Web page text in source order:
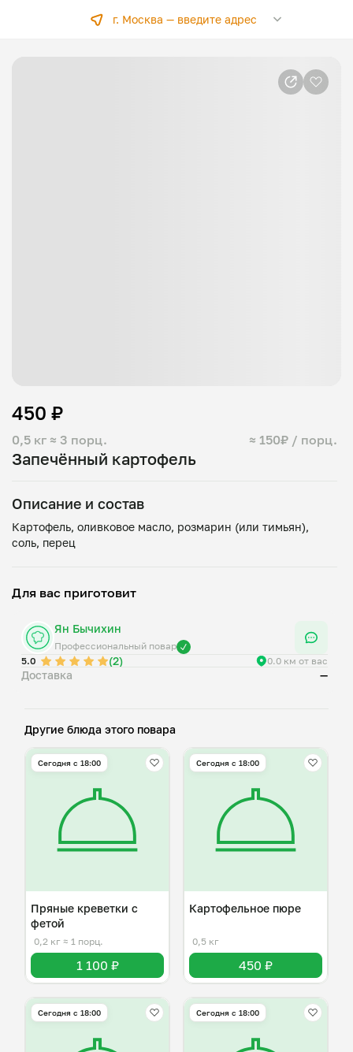
г. Москва —введите адрес
Запечённый картофель
0,5 кг ≈ 3 порц. ≈ 150₽ / порц.
450 ₽
Описание и состав
Картофель, оливковое масло, розмарин (или тимьян),
Для вас приготовит
Ян Бычихин
Профессиональный повар
5.0
(2) 0.0 км от вас
Доставка —
Другие блюда этого повара
Сегодня с 18:00
Пряные креветки с
фетой
0,2 кг ≈ 1 порц.
1 100 ₽
Сегодня с 18:00
Картофельное пюре
0,5 кг
450 ₽
Сегодня с 18:00 Сегодня с 18:00